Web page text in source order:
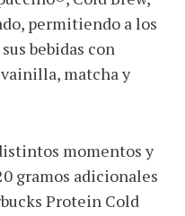
permitiendo a los
bebidas con
vainilla, matcha y
momentos y
gramos adicionales
Protein Cold